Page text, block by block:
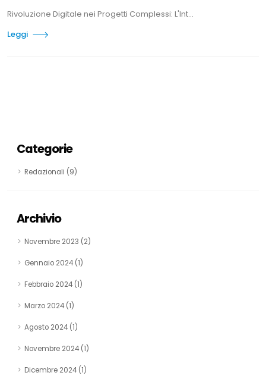
Rivoluzione Digitale nei Progetti Complessi: L'Int...
Leggi
Categorie
Redazionali (9)
Archivio
Novembre 2023 (2)
Gennaio 2024 (1)
Febbraio 2024 (1)
Marzo 2024 (1)
Agosto 2024 (1)
Novembre 2024 (1)
Dicembre 2024 (1)